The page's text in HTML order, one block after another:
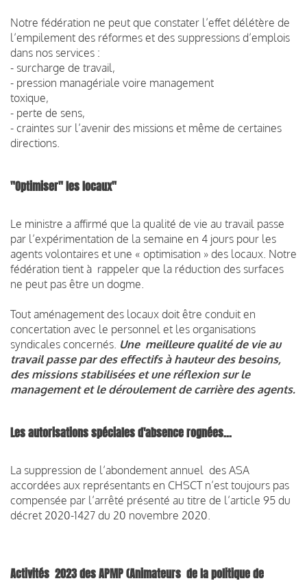
Notre fédération ne peut que constater l’effet délétère de
l’empilement des réformes et des suppressions d’emplois
dans nos services :
- surcharge de travail,
- pression managériale voire management
toxique,
- perte de sens,
- craintes sur l’avenir des missions et même de certaines
directions.
"Optimiser" les locaux"
Le ministre a affirmé que la qualité de vie au travail passe
par l’expérimentation de la semaine en 4 jours pour les
agents volontaires et une « optimisation » des locaux. Notre
fédération tient à rappeler que la réduction des surfaces
ne peut pas être un dogme.
Tout aménagement des locaux doit être conduit en
concertation avec le personnel et les organisations
syndicales concernés. Une meilleure qualité de vie au
travail passe par des effectifs à hauteur des besoins,
des missions stabilisées et une réflexion sur le
management et le déroulement de carrière des agents.
Les autorisations spéciales d'absence rognées...
La suppression de l’abondement annuel des ASA
accordées aux représentants en CHSCT n’est toujours pas
compensée par l’arrêté présenté au titre de l’article 95 du
décret 2020-1427 du 20 novembre 2020.
Activités 2023 des APMP (Animateurs de la politique de